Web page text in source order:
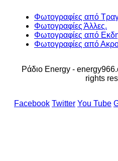
Φωτογραφίες από
Φωτογραφίες Άλλες.
Φωτογραφίες από
Φωτογραφίες από
Ράδιο Energy -
rights
Facebook Twitter You Tube